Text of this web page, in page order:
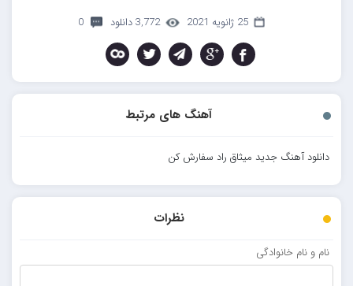
25 ژانویه 2021 3,772 دانلود 0
آهنگ های مرتبط
دانلود آهنگ جدید میثاق راد سفارش کن
نظرات
نام و نام خانوادگی